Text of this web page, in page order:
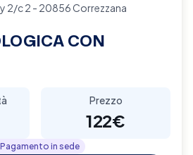
2/c 2 - 20856 Correzzana
CON
Prezzo
122€
Pagamento in sede